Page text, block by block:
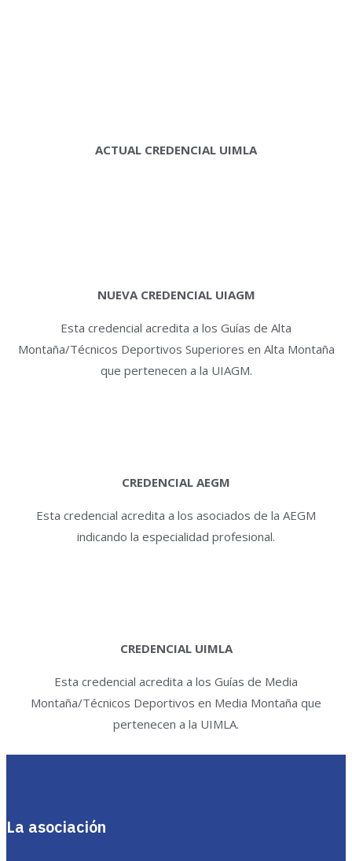
ACTUAL CREDENCIAL UIMLA
NUEVA CREDENCIAL UIAGM
Esta credencial acredita a los Guías de Alta
Montaña/Técnicos Deportivos Superiores en Alta Montaña
que pertenecen a la UIAGM.
CREDENCIAL AEGM
Esta credencial acredita a los asociados de la AEGM
indicando la especialidad profesional.
CREDENCIAL UIMLA
Esta credencial acredita a los Guías de Media
Montaña/Técnicos Deportivos en Media Montaña que
pertenecen a la UIMLA.
La asociación